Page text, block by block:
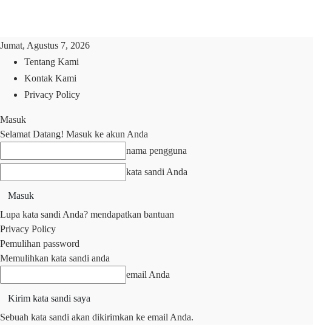
Jumat, Agustus 7, 2026
Tentang Kami
Kontak Kami
Privacy Policy
Masuk
Selamat Datang! Masuk ke akun Anda
nama pengguna
kata sandi Anda
Lupa kata sandi Anda? mendapatkan bantuan
Privacy Policy
Pemulihan password
Memulihkan kata sandi anda
email Anda
Sebuah kata sandi akan dikirimkan ke email Anda.